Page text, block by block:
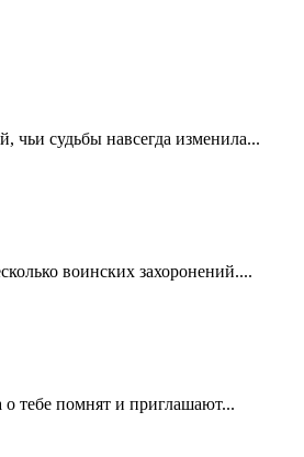
чьи судьбы навсегда изменила...
воинских захоронений....
о тебе помнят и приглашают...